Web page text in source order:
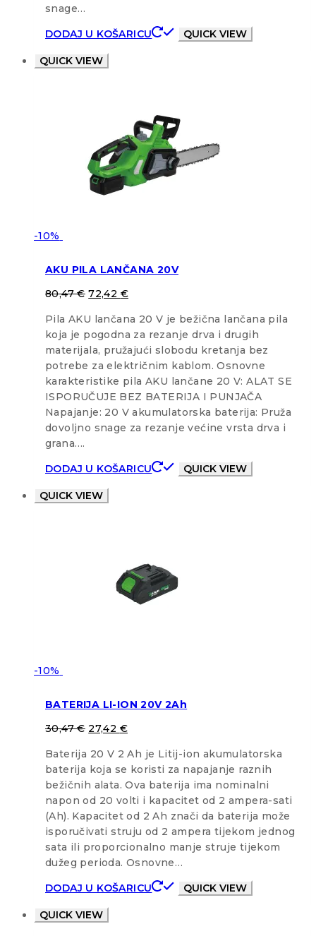
snage…
DODAJ U KOŠARICU
QUICK VIEW
QUICK VIEW
-10%
AKU PILA LANČANA 20V
80,47€ 72,42 €
Pila AKU lančana 20 V je bežična lančana pila
koja je pogodna za rezanje drva i drugih
materijala, pružajući slobodu kretanja bez
potrebe za električnim kablom. Osnovne
karakteristike pila AKU lančane 20 V: ALAT SE
ISPORUČUJE BEZ BATERIJA I PUNJAČA
Napajanje: 20 V akumulatorska baterija: Pruža
dovoljno snage za rezanje većine vrsta drva i
grana….
DODAJ U KOŠARICU
QUICK VIEW
QUICK VIEW
-10%
BATERIJA LI-ION 20V 2Ah
30,47€ 27,42 €
Baterija 20 V 2 Ah je Litij-ion akumulatorska
baterija koja se koristi za napajanje raznih
bežičnih alata. Ova baterija ima nominalni
napon od 20 volti i kapacitet od 2 ampera-sati
(Ah). Kapacitet od 2 Ah znači da baterija može
isporučivati struju od 2 ampera tijekom jednog
sata ili proporcionalno manje struje tijekom
dužeg perioda. Osnovne…
DODAJ U KOŠARICU
QUICK VIEW
QUICK VIEW